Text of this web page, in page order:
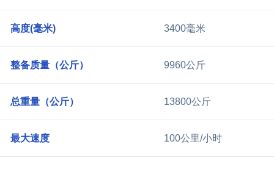
高度(毫米) 3400毫米
整备质量（公斤） 9960公斤
总重量（公斤） 13800公斤
最大速度 100公里/小时